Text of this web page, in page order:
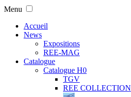
Menu
Accueil
News
Expositions
REE-MAG
Catalogue
Catalogue H0
TGV
REE COLLECTION